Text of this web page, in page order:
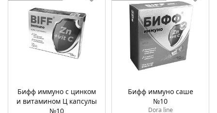
Бифф иммуно с цинком
и витамином Ц капсулы
№10
Бифф иммуно саше
№10
Dora line